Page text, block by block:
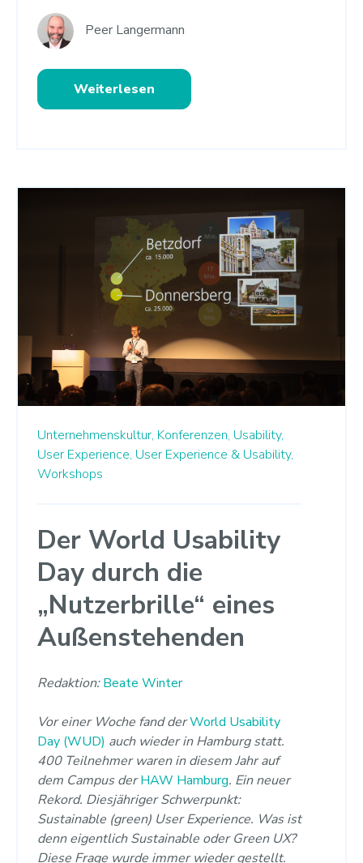
Peer Langermann
Weiterlesen
Unternehmenskultur, Konferenzen, Usability,
User Experience, User Experience & Usability,
Workshops
Der World Usability
Day durch die
„Nutzerbrille“ eines
Außenstehenden
Redaktion:Beate Winter
Vor einer Woche fand derWorld Usability
Day (WUD) auch wieder in Hamburg statt.
400 Teilnehmer waren in diesem Jahr auf
dem Campus derHAW Hamburg. Ein neuer
Rekord. Diesjähriger Schwerpunkt:
Sustainable (green) User Experience. Was ist
denn eigentlich Sustainable oder Green UX?
Diese Frage wurde immer wieder gestellt.